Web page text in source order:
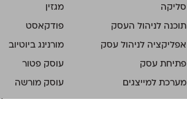
סליקה
תוכנה לניהול העסק
אפליקציה לניהול עסק
פתיחת עסק
מערכת למייצגים
מגזין
פודקאסט
מורנינג ביוטיוב
עוסק פטור
עוסק מורשה
חשבוניות ישראל